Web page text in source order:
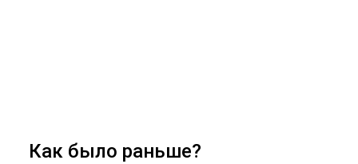
Как было раньше?